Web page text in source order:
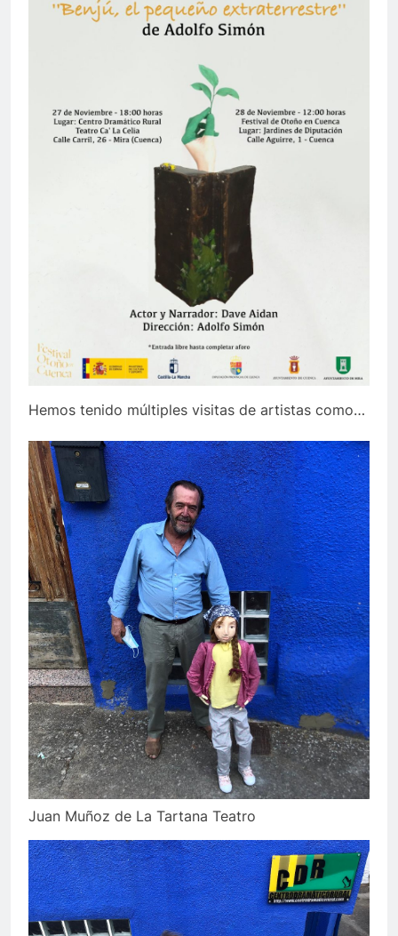
Hemos tenido múltiples visitas de artistas como…
Juan Muñoz de La Tartana Teatro